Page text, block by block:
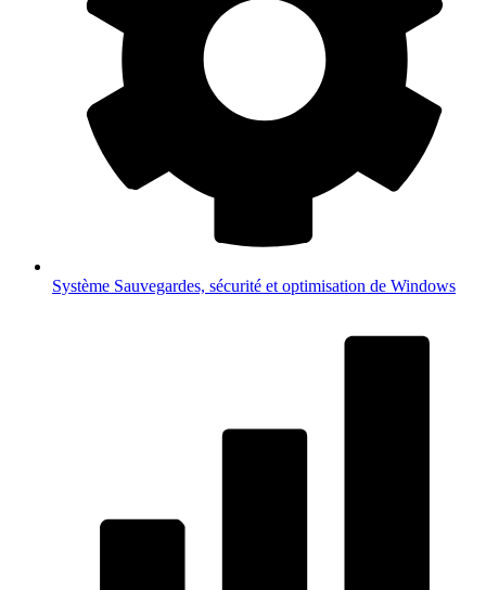
Système Sauvegardes, sécurité et optimisation de Windows